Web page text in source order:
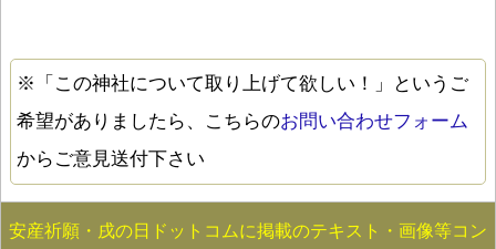
※「この神社について取り上げて欲しい！」というご
希望がありましたら、こちらのお問い合わせフォーム
からご意見送付下さい
安産祈願・戌の日ドットコムに掲載のテキスト・画像等コン